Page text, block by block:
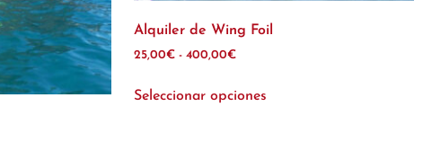
Alquiler de Wing Foil
25,00€ - 400,00€
Seleccionar opciones